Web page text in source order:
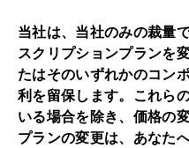
当社は、当社のみの裁量
スクリプションプランを
たはそのいずれかのコン
利を留保します。これら
いる場合を除き、価格の
プランの変更は、あなた